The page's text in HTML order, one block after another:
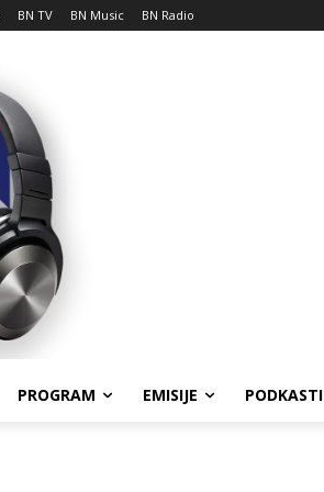
BN TV BN Music BN Radio
PROGRAM EMISIJE PODKASTI